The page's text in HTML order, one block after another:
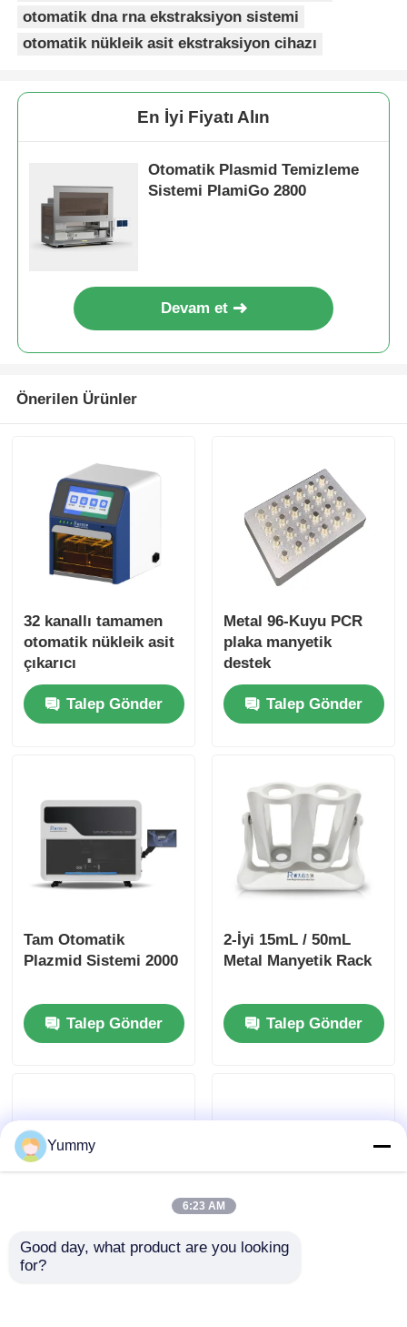
otomatik dna rna ekstraksiyon sistemi
otomatik nükleik asit ekstraksiyon cihazı
En İyi Fiyatı Alın
Otomatik Plasmid Temizleme
Sistemi PlamiGo 2800
Devam et
Önerilen Ürünler
32 kanallı tamamen
otomatik nükleik asit
çıkarıcı
Talep Gönder
Metal 96-Kuyu PCR
plaka manyetik
destek
Talep Gönder
Tam Otomatik
Plazmid Sistemi 2000
Talep Gönder
2-İyi 15mL / 50mL
Metal Manyetik Rack
Talep Gönder
32 Kuyu 0.2ml PCR
24 kanallı çok
Yummy
6:23 AM
Good day, what product are you looking
for?